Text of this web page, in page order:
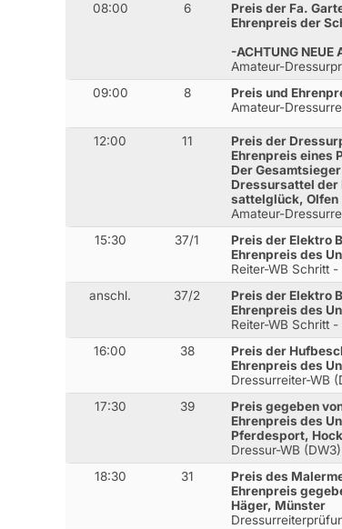
08:00 6
Preis der Fa.
Ehrenpreis der
-ACHTUNG NEUE
Amateur-
09:00 8
Preis und
Amateur-
12:00 11
Preis der
Ehrenpreis eines
Der
Dressursattel der
sattelglück, Olfen
Amateur-
15:30 37/1
Preis der Elektro
Ehrenpreis des
Reiter-WB Schritt
anschl. 37/2
Preis der Elektro
Ehrenpreis des
Reiter-WB Schritt
16:00 38
Preis der
Ehrenpreis des
Dressurreiter-WB
17:30 39
Preis gegeben
Ehrenpreis des
Pferdesport,
Dressur-WB (DW3)
18:30 31
Preis des
Ehrenpreis
Häger, Münster